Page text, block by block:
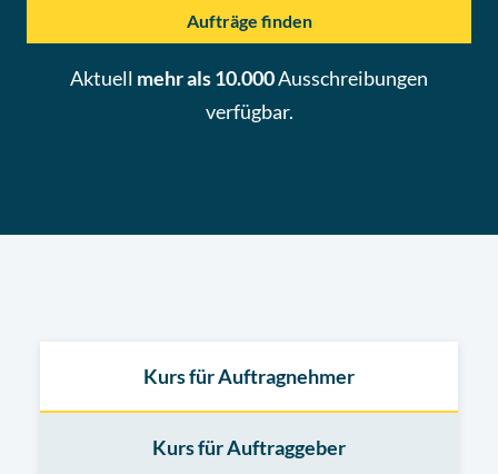
Aufträge finden
Aktuell mehr als 10.000Ausschreibungen
verfügbar.
Kurs für Auftragnehmer
Kurs für Auftraggeber